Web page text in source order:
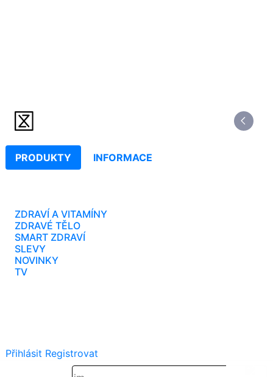
PRODUKTY INFORMACE
ZDRAVÍ A VITAMÍNY
ZDRAVÉ TĚLO
SMART ZDRAVÍ
SLEVY
NOVINKY
TV
Přihlásit Registrovat